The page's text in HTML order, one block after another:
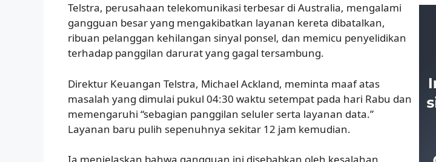
Telstra, perusahaan telekomunikasi terbesar di Australia, mengalami
gangguan besar yang mengakibatkan layanan kereta dibatalkan,
ribuan pelanggan kehilangan sinyal ponsel, dan memicu penyelidikan
terhadap panggilan darurat yang gagal tersambung.
Direktur Keuangan Telstra, Michael Ackland, meminta maaf atas
masalah yang dimulai pukul 04:30 waktu setempat pada hari Rabu dan
memengaruhi “sebagian panggilan seluler serta layanan data.”
Layanan baru pulih sepenuhnya sekitar 12 jam kemudian.